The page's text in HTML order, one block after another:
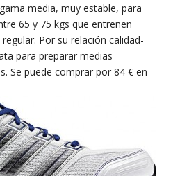
media, muy estable, para
65 y 75 kgs que entrenen
Por su relación calidad-
para preparar medias
Se puede comprar por 84 € en